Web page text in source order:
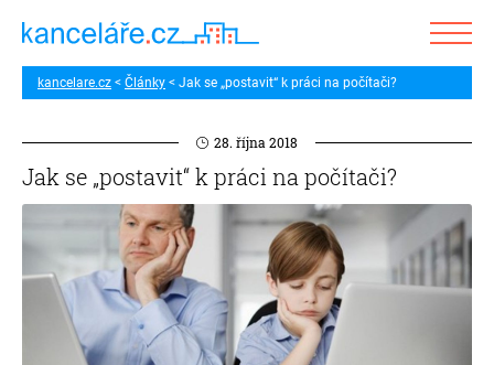
kancelare.cz Články Jak se „postavit“ k práci na počítači?
28. října 2018
Jak se „postavit“ k práci na počítači?